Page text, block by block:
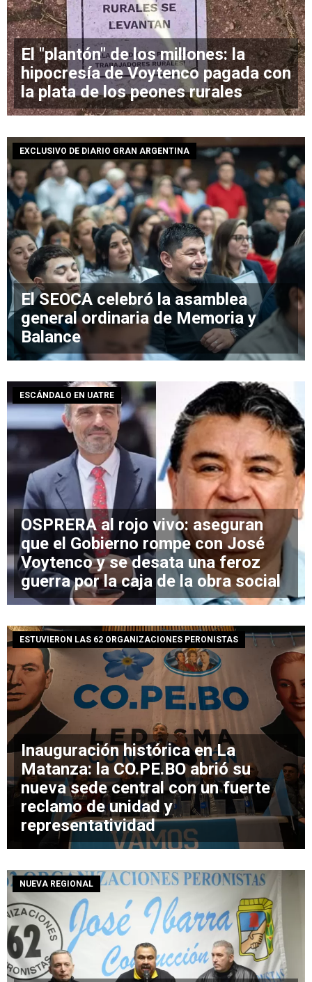
El "plantón" de los millones: la
hipocresía de Voytenco pagada con
la plata de los peones rurales
EXCLUSIVO DE DIARIO GRAN ARGENTINA
El SEOCA celebró la asamblea
general ordinaria de Memoria y
Balance
ESCÁNDALO EN UATRE
OSPRERA al rojo vivo: aseguran
que el Gobierno rompe con José
Voytenco y se desata una feroz
guerra por la caja de la obra social
ESTUVIERON LAS 62 ORGANIZACIONES PERONISTAS
Inauguración histórica en La
Matanza: la CO.PE.BO abrió su
nueva sede central con un fuerte
reclamo de unidad y
representatividad
NUEVA REGIONAL